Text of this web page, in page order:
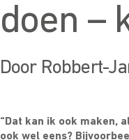
doen –
Door Robbert-
“Dat kan ik ook maken,
ook wel eens?